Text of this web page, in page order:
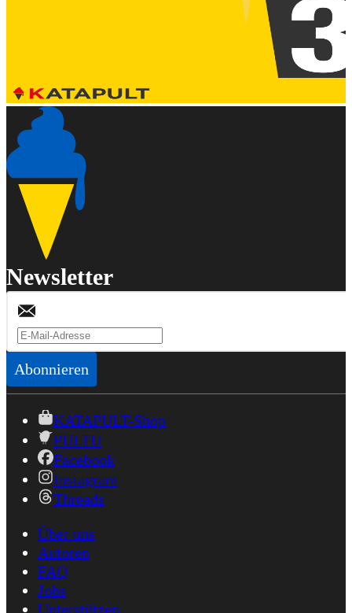
Newsletter
Abonnieren
KATAPULT-Shop
PULTU
Facebook
Instagram
Threads
Über uns
Autoren
FAQ
Jobs
Unterstützen